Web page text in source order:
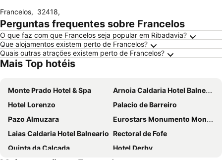
Francelos, 32418,
Perguntas frequentes sobre Francelos
O que faz com que Francelos seja popular em Ribadavia?
Que alojamentos existem perto de Francelos?
Quais outras atrações existem perto de Francelos?
Mais Top hotéis
Monte Prado Hotel & Spa
Arnoia Caldaria Hotel Balneario
Hotel Lorenzo
Palacio de Barreiro
Pazo Almuzara
Eurostars Monumento Monasterio de San Clodio Hotel
Laias Caldaria Hotel Balneario Rectoral de Fofe
Quinta da Calçada
Hotel Derby